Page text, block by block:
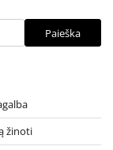
Paieška
žinoti